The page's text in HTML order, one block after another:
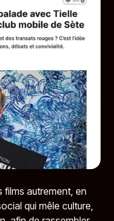
autrement, en
qui mêle culture,